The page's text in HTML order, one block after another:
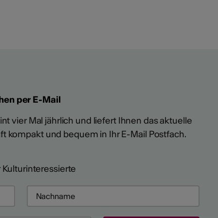
per E-Mail
vier Mal jährlich und liefert Ihnen das aktuelle
kompakt und bequem in Ihr E-Mail Postfach.
Kulturinteressierte